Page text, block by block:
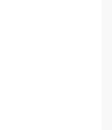
acné